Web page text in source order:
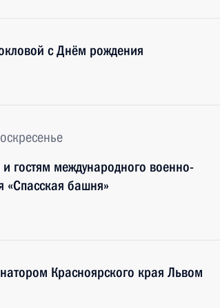
с Днём рождения
и гостям международного военно-
«Спасская башня»
Красноярского края Львом